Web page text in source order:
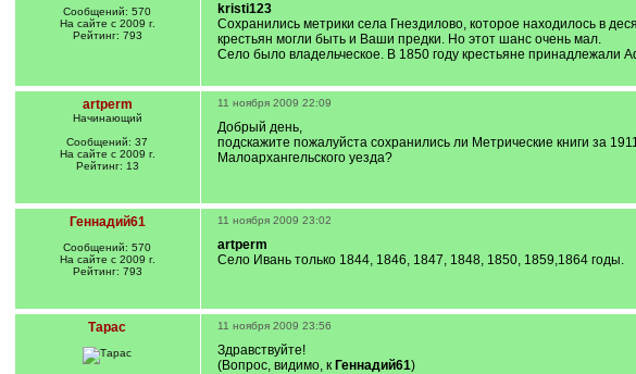
Сообщений: 570
На сайте с 2009 г.
Рейтинг: 793
kristi123
Сохранились метрики села Гнездилово, которое находилось в
крестьян могли быть и Ваши предки. Но этот шанс очень мал.
Село было владельческое. В 1850 году крестьяне принадлежали
artperm
Начинающий
Сообщений: 37
На сайте с 2009 г.
Рейтинг: 13
11 ноября 2009 22:09
Добрый день,
подскажите пожалуйста сохранились ли Метрические книги за
Малоархангельского уезда?
Геннадий61
Сообщений: 570
На сайте с 2009 г.
Рейтинг: 793
11 ноября 2009 23:02
artperm
Село Ивань только 1844, 1846, 1847, 1848, 1850, 1859,1864 годы.
Тарас 11 ноября 2009 23:56
Здравствуйте!
(Вопрос, видимо, к Геннадий61)